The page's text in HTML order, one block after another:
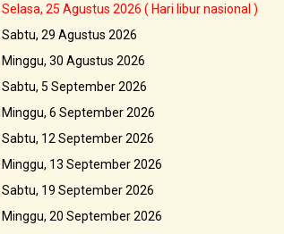
Selasa, 25 Agustus 2026 ( Hari libur nasional )
Sabtu, 29 Agustus 2026
Minggu, 30 Agustus 2026
Sabtu, 5 September 2026
Minggu, 6 September 2026
Sabtu, 12 September 2026
Minggu, 13 September 2026
Sabtu, 19 September 2026
Minggu, 20 September 2026